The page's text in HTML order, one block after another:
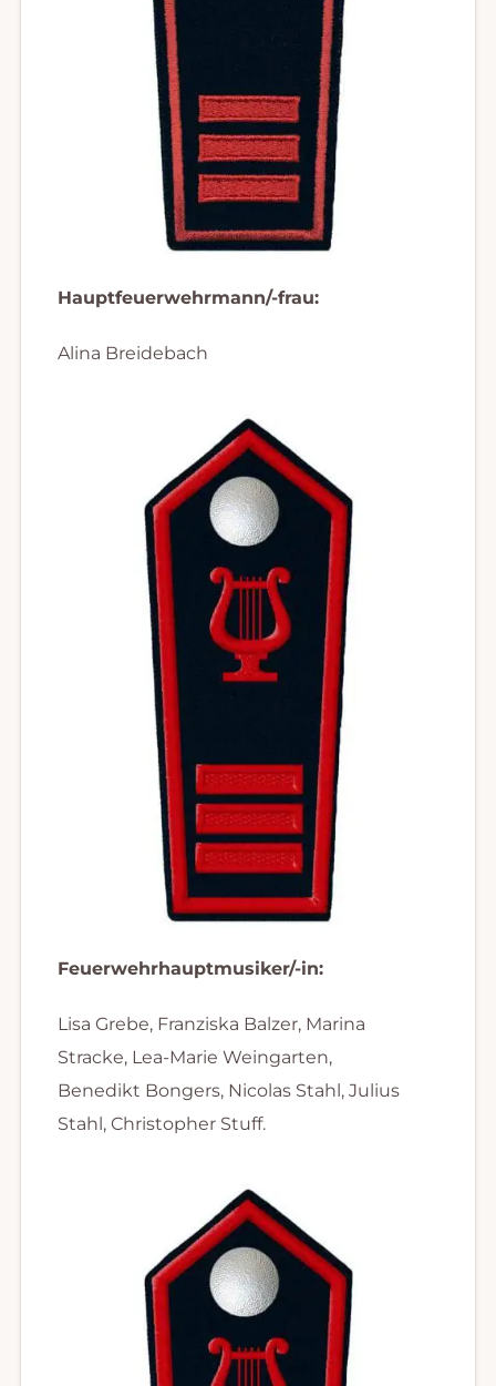
Hauptfeuerwehrmann/-frau:
Alina Breidebach
Feuerwehrhauptmusiker/-in:
Lisa Grebe, Franziska Balzer, Marina
Stracke, Lea-Marie Weingarten,
Benedikt Bongers, Nicolas Stahl, Julius
Stahl, Christopher Stuff.